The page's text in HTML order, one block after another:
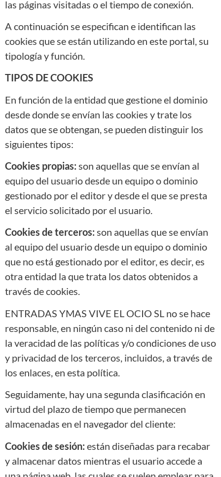
las páginas visitadas o el tiempo de conexión.
A continuación se especifican e identifican las
cookies que se están utilizando en este portal, su
tipología y función.
TIPOS DE COOKIES
En función de la entidad que gestione el dominio
desde donde se envían las cookies y trate los
datos que se obtengan, se pueden distinguir los
siguientes tipos:
Cookies propias: son aquellas que se envían al
equipo del usuario desde un equipo o dominio
gestionado por el editor y desde el que se presta
el servicio solicitado por el usuario.
Cookies de terceros: son aquellas que se envían
al equipo del usuario desde un equipo o dominio
que no está gestionado por el editor, es decir, es
otra entidad la que trata los datos obtenidos a
través de cookies.
ENTRADAS YMAS VIVE EL OCIO SL no se hace
responsable, en ningún caso ni del contenido ni de
la veracidad de las políticas y/o condiciones de uso
y privacidad de los terceros, incluidos, a través de
los enlaces, en esta política.
Seguidamente, hay una segunda clasificación en
virtud del plazo de tiempo que permanecen
almacenadas en el navegador del cliente:
Cookies de sesión: están diseñadas para recabar
y almacenar datos mientras el usuario accede a